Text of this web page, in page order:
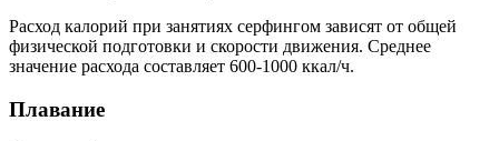
Расход калорий при занятиях серфингом зависят от общей
физической подготовки и скорости движения. Среднее
значение расхода составляет 600-1000 ккал/ч.
Плавание